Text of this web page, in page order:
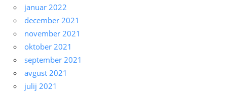
januar 2022
december 2021
november 2021
oktober 2021
september 2021
avgust 2021
julij 2021